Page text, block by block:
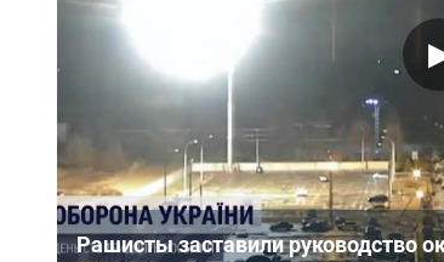
Рашисты заставили руководство